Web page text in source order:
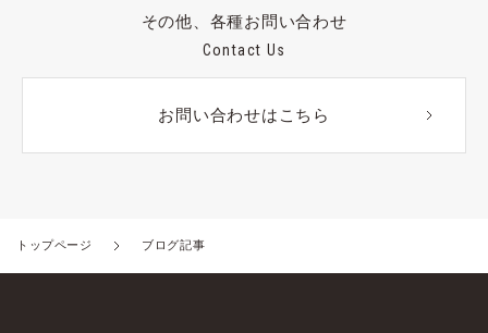
その他、各種お問い合わせ
Contact Us
お問い合わせはこちら
トップページ ブログ記事